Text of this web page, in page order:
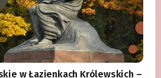
w Łazienkach Królewskich –